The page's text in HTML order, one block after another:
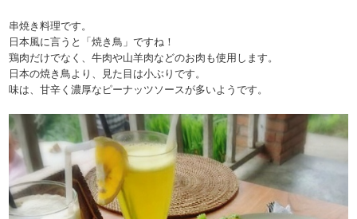
串焼き料理です。
日本風に言うと「焼き鳥」ですね！
鶏肉だけでなく、牛肉や山羊肉などのお肉も使用します。
日本の焼き鳥より、見た目は小ぶりです。
味は、甘辛く濃厚なピーナッツソースが多いようです。